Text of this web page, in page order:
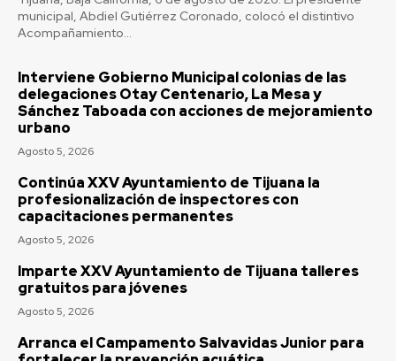
municipal, Abdiel Gutiérrez Coronado, colocó el distintivo
Acompañamiento...
Interviene Gobierno Municipal colonias de las
delegaciones Otay Centenario, La Mesa y
Sánchez Taboada con acciones de mejoramiento
urbano
Agosto 5, 2026
Continúa XXV Ayuntamiento de Tijuana la
profesionalización de inspectores con
capacitaciones permanentes
Agosto 5, 2026
Imparte XXV Ayuntamiento de Tijuana talleres
gratuitos para jóvenes
Agosto 5, 2026
Arranca el Campamento Salvavidas Junior para